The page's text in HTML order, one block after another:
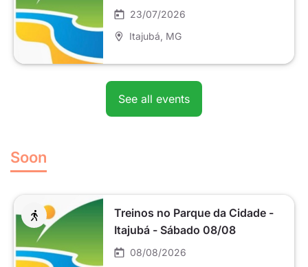
23/07/2026
Itajubá , MG
See all events
Soon
Treinos no Parque da Cidade -
Itajubá - Sábado 08/08
08/08/2026